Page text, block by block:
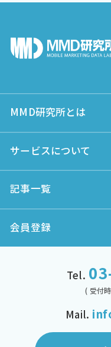
MMD研究所とは
サービスについて
記事一覧
会員登録
Tel.
( 受付
Mail.